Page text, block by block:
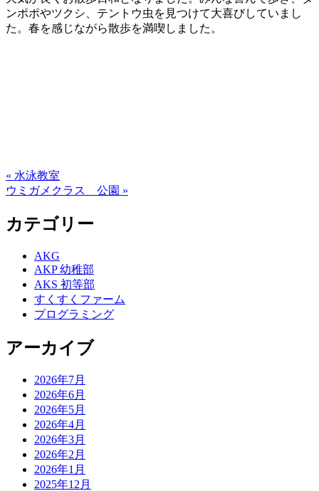
ンポポやツクシ、テントウ虫を見つけて大喜びしていまし
た。春を感じながら散歩を満喫しました。
« 水泳教室
ウミガメクラス 公園 »
カテゴリー
AKG
AKP 幼稚部
AKS 初等部
すくすくファーム
プログラミング
アーカイブ
2026年7月
2026年6月
2026年5月
2026年4月
2026年3月
2026年2月
2026年1月
2025年12月